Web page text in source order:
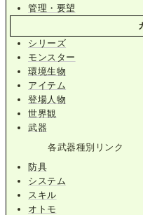
管理・要望
シリーズ
モンスター
環境生物
アイテム
登場人物
世界観
武器
各武器種別リンク
防具
システム
スキル
オトモ